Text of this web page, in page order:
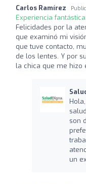
Carlos Ramírez
Experiencia fantástica:
Felicidades por la
que examinó mi
que tuve contacto,
de los lentes. Y por
la chica que me hizo
son
un